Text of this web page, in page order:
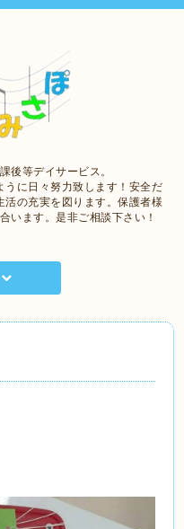
後等デイサービス。
うに日々努力致します！安全だ
活の充実を図ります。保護者様
います。是非ご相談下さい！